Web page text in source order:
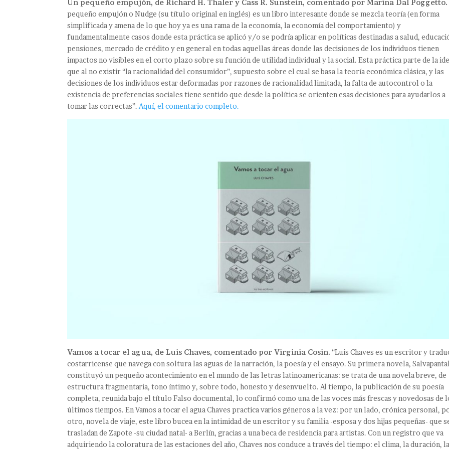
Un pequeño empujón, de Richard H. Thaler y Cass R. Sunstein, comentado por Marina Dal
pequeño empujón o Nudge (su título original en inglés) es un libro interesante donde se mezcla teoría (en forma
simplificada y amena de lo que hoy ya es una rama de la economía, la economía del comportamiento) y
fundamentalmente casos donde esta práctica se aplicó y/o se podría aplicar en políticas destinadas a salud,
pensiones, mercado de crédito y en general en todas aquellas áreas donde las decisiones de los individuos tienen
impactos no visibles en el corto plazo sobre su función de utilidad individual y la social. Esta práctica parte de la
que al no existir “la racionalidad del consumidor”, supuesto sobre el cual se basa la teoría económica clásica, y las
decisiones de los individuos estar deformadas por razones de racionalidad limitada, la falta de autocontrol o la
existencia de preferencias sociales tiene sentido que desde la política se orienten esas decisiones para ayudarlos a
tomar las correctas”. Aquí, el comentario completo.
Vamos a tocar el agua, de Luis Chaves, comentado por Virginia Cosin. “Luis Chaves es un escritor y
costarricense que navega con soltura las aguas de la narración, la poesía y el ensayo. Su primera novela,
constituyó un pequeño acontecimiento en el mundo de las letras latinoamericanas: se trata de una novela breve, de
estructura fragmentaria, tono íntimo y, sobre todo, honesto y desenvuelto. Al tiempo, la publicación de su poesía
completa, reunida bajo el título Falso documental, lo confirmó como una de las voces más frescas y novedosas de
últimos tiempos. En Vamos a tocar el agua Chaves practica varios géneros a la vez: por un lado, crónica personal,
otro, novela de viaje, este libro bucea en la intimidad de un escritor y su familia -esposa y dos hijas pequeñas- que
trasladan de Zapote -su ciudad natal- a Berlín, gracias a una beca de residencia para artistas. Con un registro que va
adquiriendo la coloratura de las estaciones del año, Chaves nos conduce a través del tiempo: el clima, la duración, la